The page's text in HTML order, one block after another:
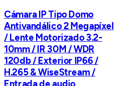
Cámara IP Tipo Domo
Antivandálico 2 Megapíxel
/ Lente Motorizado 3.2-
10mm / IR 30M / WDR
120db / Exterior IP66 /
H.265 & WiseStream /
Entrada de audio